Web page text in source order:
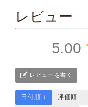
レビュー
5.00
レビューを書く
日付順 ↓ 評価順